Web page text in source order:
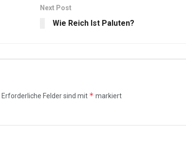
Next Post
Wie Reich Ist Paluten?
Erforderliche Felder sind mit * markiert